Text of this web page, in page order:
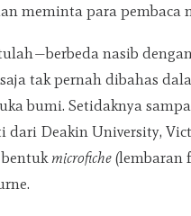
meminta para
nasib
tak pernah dibahas
bumi. Setidaknya
dari Deakin University,
microfiche (lembaran